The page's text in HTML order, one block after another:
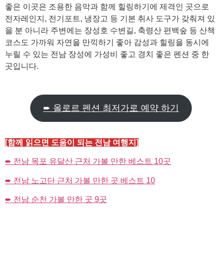
좋은 이곳은 조용한 음악과 함께 힐링하기에 제격인 곳으로
전자레인지, 전기포트, 냉장고 등 기본 취사 도구가 갖춰져 있
을 분 아니라 주변에는 장성호 수변길, 축령산 편백숲 등 산책
코스도 가까워 자연을 만끽하기 좋아 감성과 힐링을 동시에
누릴 수 있는 전남 장성에 가성비 좋고 경치 좋은 펜션 중 한
곳입니다.
➨ 올로르 펜션 최저가로 예약 하기
[함께 읽으면 도움이 되는 전남 여행지]
➨ 전남 목포 유달산 근처 가볼 만한 베스트 10곳
➨ 전남 노고단 근처 가볼 만한 곳 베스트 10
➨ 전남 순천 가볼 만한 곳 9곳